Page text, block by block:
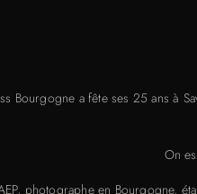
Bourgogne a fête ses 25 ans à
On
photographe en Bourgogne,